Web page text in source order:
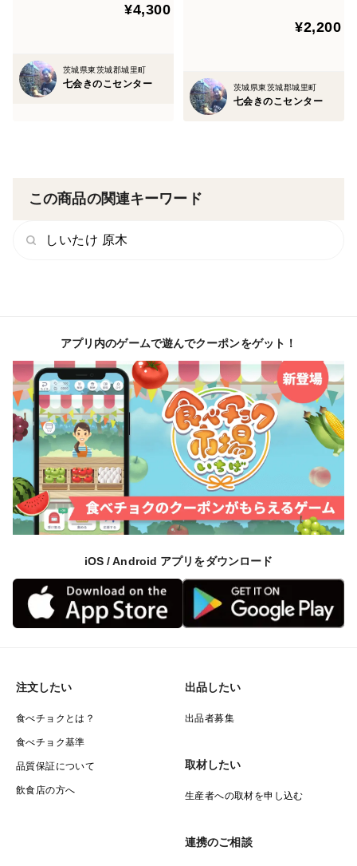
きのこの品種によって内容の重量が若干異なります。
べく早めにお召し上がりください。
¥4,300
茨城県東茨城郡城里町
七会きのこセンター
¥2,200
茨城県東茨城郡城里町
七会きのこセンター
この商品の関連キーワード
しいたけ 原木
アプリ内のゲームで遊んでクーポンをゲット！
iOS / Android アプリをダウンロード
注文したい
食べチョクとは？
食べチョク基準
品質保証について
飲食店の方へ
出品したい
出品者募集
取材したい
生産者への取材を申し込む
連携のご相談